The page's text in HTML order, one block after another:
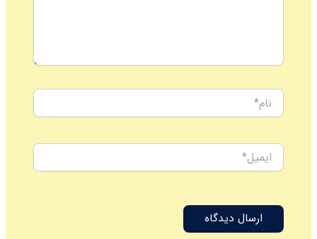
نام*
ایمیل*